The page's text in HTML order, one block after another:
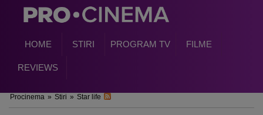
HOME STIRI PROGRAM TV FILME
REVIEWS
Procinema » Stiri » Star life